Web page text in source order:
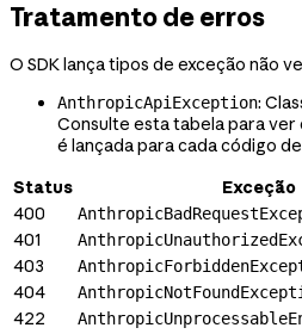
Tratamento de erros
O SDK lança tipos de exceção não
AnthropicApiException:
Consulte esta tabela para ver
é lançada para cada código
Status
Exceção
400
401
403
404
422